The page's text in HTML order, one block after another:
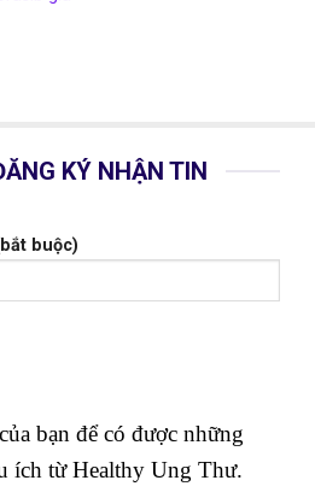
KÝ NHẬN TIN
buộc)
bạn để có được những
ích từ Healthy Ung Thư.